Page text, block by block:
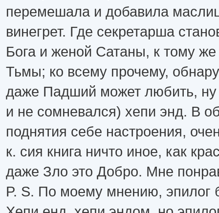
перемешала и добавила
винегрет. Где секретарша
Бога и женой Сатаны, к тому же
Тьмы; ко всему прочему,
даже Падший может любить, ну
и не сомневался) хепи энд. В
поднятия себе настроения,
к. сия книга ничто иное, как
даже Зло это Добро. Мне
P. S. По моему мнению,